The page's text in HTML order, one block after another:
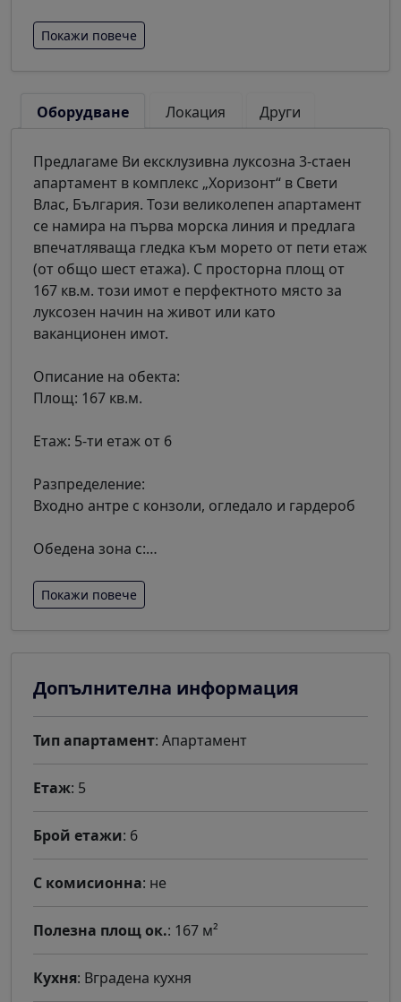
Покажи повече
Оборудване Локация Други
Предлагаме Ви ексклузивна луксозна 3-стаен
апартамент в комплекс „Хоризонт“ в Свети
Влас, България. Този великолепен апартамент
се намира на първа морска линия и предлага
впечатляваща гледка към морето от пети етаж
(от общо шест етажа). С просторна площ от
167 кв.м. този имот е перфектното място за
луксозен начин на живот или като
ваканционен имот.
Описание на обекта:
Площ: 167 кв.м.
Етаж: 5-ти етаж от 6
Разпределение:
Входно антре с конзоли, огледало и гардероб
Обедена зона с:…
Покажи повече
Допълнителна информация
Тип апартамент: Апартамент
Етаж: 5
Брой етажи: 6
С комисионна: не
Полезна площ ок.: 167 м²
Кухня: Вградена кухня